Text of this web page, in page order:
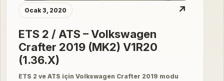
Ocak 3, 2020 ↗
ETS 2 / ATS – Volkswagen
Crafter 2019 (MK2) V1R20
(1.36.X)
ETS 2 ve ATS için Volkswagen Crafter 2019 modu